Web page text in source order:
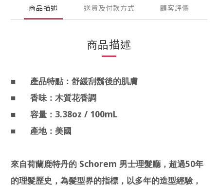
商品描述 送貨及付款方式 顧客評價
商品描述
■
產品特點：舒緩刮鬍後的肌膚
■
香味：木質花香調
■
容量： 3.38oz / 100mL
■ 產地：美國
來自荷蘭鹿特丹的 Schorem 男士理髮廳，超過50年
的理髮歷史，為髮型界的指標，以多年的造型經驗，